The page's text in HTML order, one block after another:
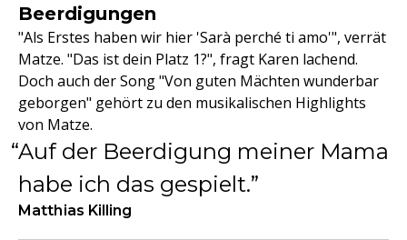
Beerdigungen
"Als Erstes haben wir hier 'Sarà perché ti amo'", verrät
Matze. "Das ist dein Platz 1?", fragt Karen lachend.
Doch auch der Song "Von guten Mächten wunderbar
geborgen" gehört zu den musikalischen Highlights
von Matze.
Auf der Beerdigung meiner Mama
habe ich das gespielt.
Matthias Killing